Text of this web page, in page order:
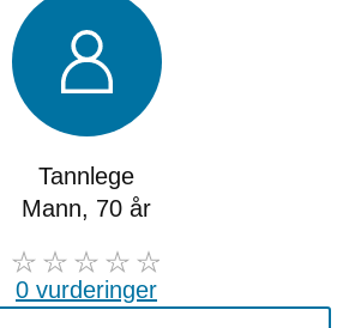
Tannlege
Mann, 70 år
0 vurderinger